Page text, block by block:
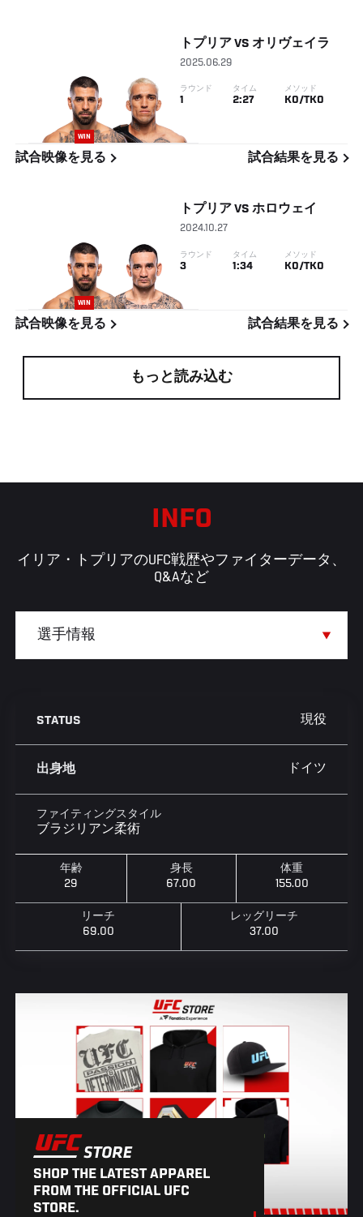
WIN
トプリア VS オリヴェイラ
2025.06.29
ラウンド
1
タイム
2:27
メソッド
KO/TKO
試合映像を見る 試合結果を見る
WIN
トプリア VS ホロウェイ
2024.10.27
ラウンド
3
タイム
1:34
メソッド
KO/TKO
試合映像を見る 試合結果を見る
もっと読み込む
INFO
イリア・トプリアのUFC戦歴やファイターデータ、
Q&Aなど
STATUS 現役
出身地 ドイツ
ファイティングスタイル
ブラジリアン柔術
年齢
29
身長
67.00
体重
155.00
リーチ
69.00
レッグリーチ
37.00
SHOP THE LATEST APPAREL
FROM THE OFFICIAL UFC
STORE.